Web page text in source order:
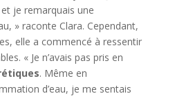
je remarquais une
» raconte Clara. Cependant,
elle a commencé à ressentir
« Je n’avais pas pris en
. Même en
d’eau, je me sentais